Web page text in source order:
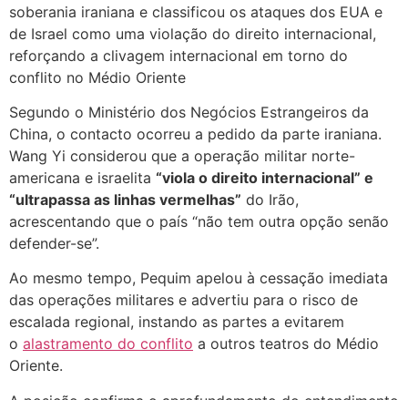
soberania iraniana e classificou os ataques dos EUA e
de Israel como uma violação do direito internacional,
reforçando a clivagem internacional em torno do
conflito no Médio Oriente
Segundo o Ministério dos Negócios Estrangeiros da
China, o contacto ocorreu a pedido da parte iraniana.
Wang Yi considerou que a operação militar norte-
americana e israelita “viola o direito internacional” e
“ultrapassa as linhas vermelhas” do Irão,
acrescentando que o país “não tem outra opção senão
defender-se”.
Ao mesmo tempo, Pequim apelou à cessação imediata
das operações militares e advertiu para o risco de
escalada regional, instando as partes a evitarem
o alastramento do conflito a outros teatros do Médio
Oriente.